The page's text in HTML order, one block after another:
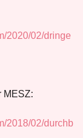
2020/02/dringe
MESZ:
2018/02/durchb